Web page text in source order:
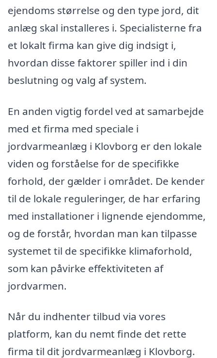
ejendoms størrelse og den type jord, dit
anlæg skal installeres i. Specialisterne fra
et lokalt firma kan give dig indsigt i,
hvordan disse faktorer spiller ind i din
beslutning og valg af system.
En anden vigtig fordel ved at samarbejde
med et firma med speciale i
jordvarmeanlæg i Klovborg er den lokale
viden og forståelse for de specifikke
forhold, der gælder i området. De kender
til de lokale reguleringer, de har erfaring
med installationer i lignende ejendomme,
og de forstår, hvordan man kan tilpasse
systemet til de specifikke klimaforhold,
som kan påvirke effektiviteten af
jordvarmen.
Når du indhenter tilbud via vores
platform, kan du nemt finde det rette
firma til dit jordvarmeanlæg i Klovborg.